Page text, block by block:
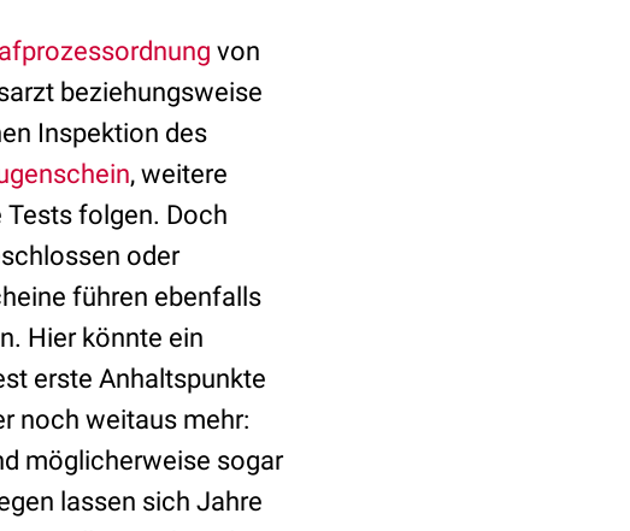
von
beziehungsweise
Inspektion des
, weitere
folgen. Doch
oder
führen ebenfalls
Hier könnte ein
erste Anhaltspunkte
noch weitaus mehr:
möglicherweise sogar
lassen sich Jahre